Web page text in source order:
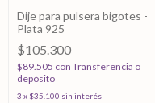
Dije para pulsera bigotes -
Plata 925
$105.300
$89.505 con Transferencia o
depósito
3 x $35.100 sin interés